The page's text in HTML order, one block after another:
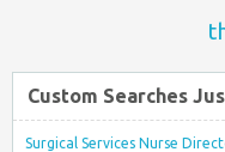
Custom Searches
Surgical Services Nurse